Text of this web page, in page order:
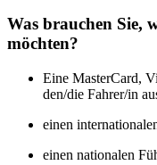
Was brauchen Sie,
möchten?
Eine MasterCard,
den/die Fahrer/in
einen
einen nationalen